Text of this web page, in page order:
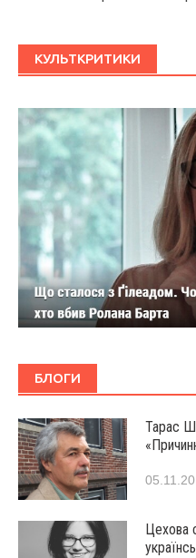
КУЛЬТКРИТИКИ
БЛОГИ
Тарас
Цехова